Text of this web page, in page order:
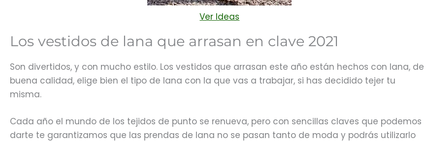
Ver Ideas
Los vestidos de lana que arrasan en clave 2021
Son divertidos, y con mucho estilo. Los vestidos que arrasan este año están hechos con lana, de
buena calidad, elige bien el tipo de lana con la que vas a trabajar, si has decidido tejer tu
misma.
Cada año el mundo de los tejidos de punto se renueva, pero con sencillas claves que podemos
darte te garantizamos que las prendas de lana no se pasan tanto de moda y podrás utilizarlo